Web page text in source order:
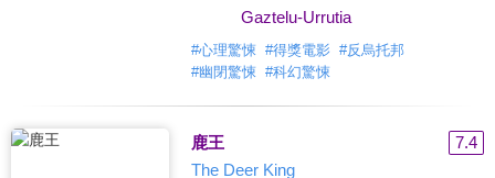
Gaztelu-Urrutia
#心理驚悚 #得獎電影 #反烏托邦
#幽閉驚悚 #科幻驚悚
鹿王
7.4
The Deer King